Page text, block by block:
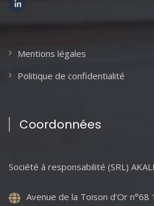
Mentions légales
Politique de confidentialité
Coordonnées
Société à responsabilité (SRL)
Avenue de la Toison d’Or n°68